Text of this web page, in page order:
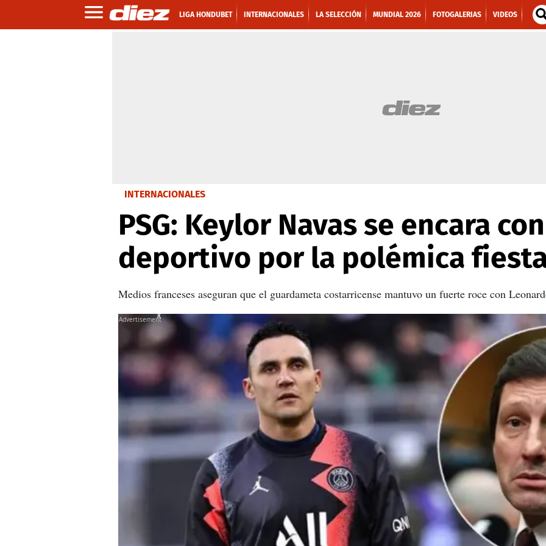
LIGA HONDUBET INTERNACIONALES LA SELECCIÓN MUNDIAL 2026 FOTOGALERIAS VIDEOS
INTERNACIONALES
PSG: Keylor Navas se encara
deportivo por la polémica
Medios franceses aseguran que el guardameta costarricense mantuvo un fuerte roce con
X
X